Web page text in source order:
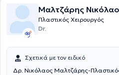
Μαλτζάρης
Πλαστικός Χειρουργός
Dr.
Σχετικά με τον ειδικό
Δρ. Νικόλαος Μαλτζάρης-